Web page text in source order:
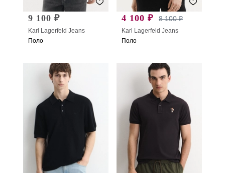
9 100 ₽
Karl Lagerfeld Jeans
Поло
4 100 ₽ 8 100 ₽
Karl Lagerfeld Jeans
Поло